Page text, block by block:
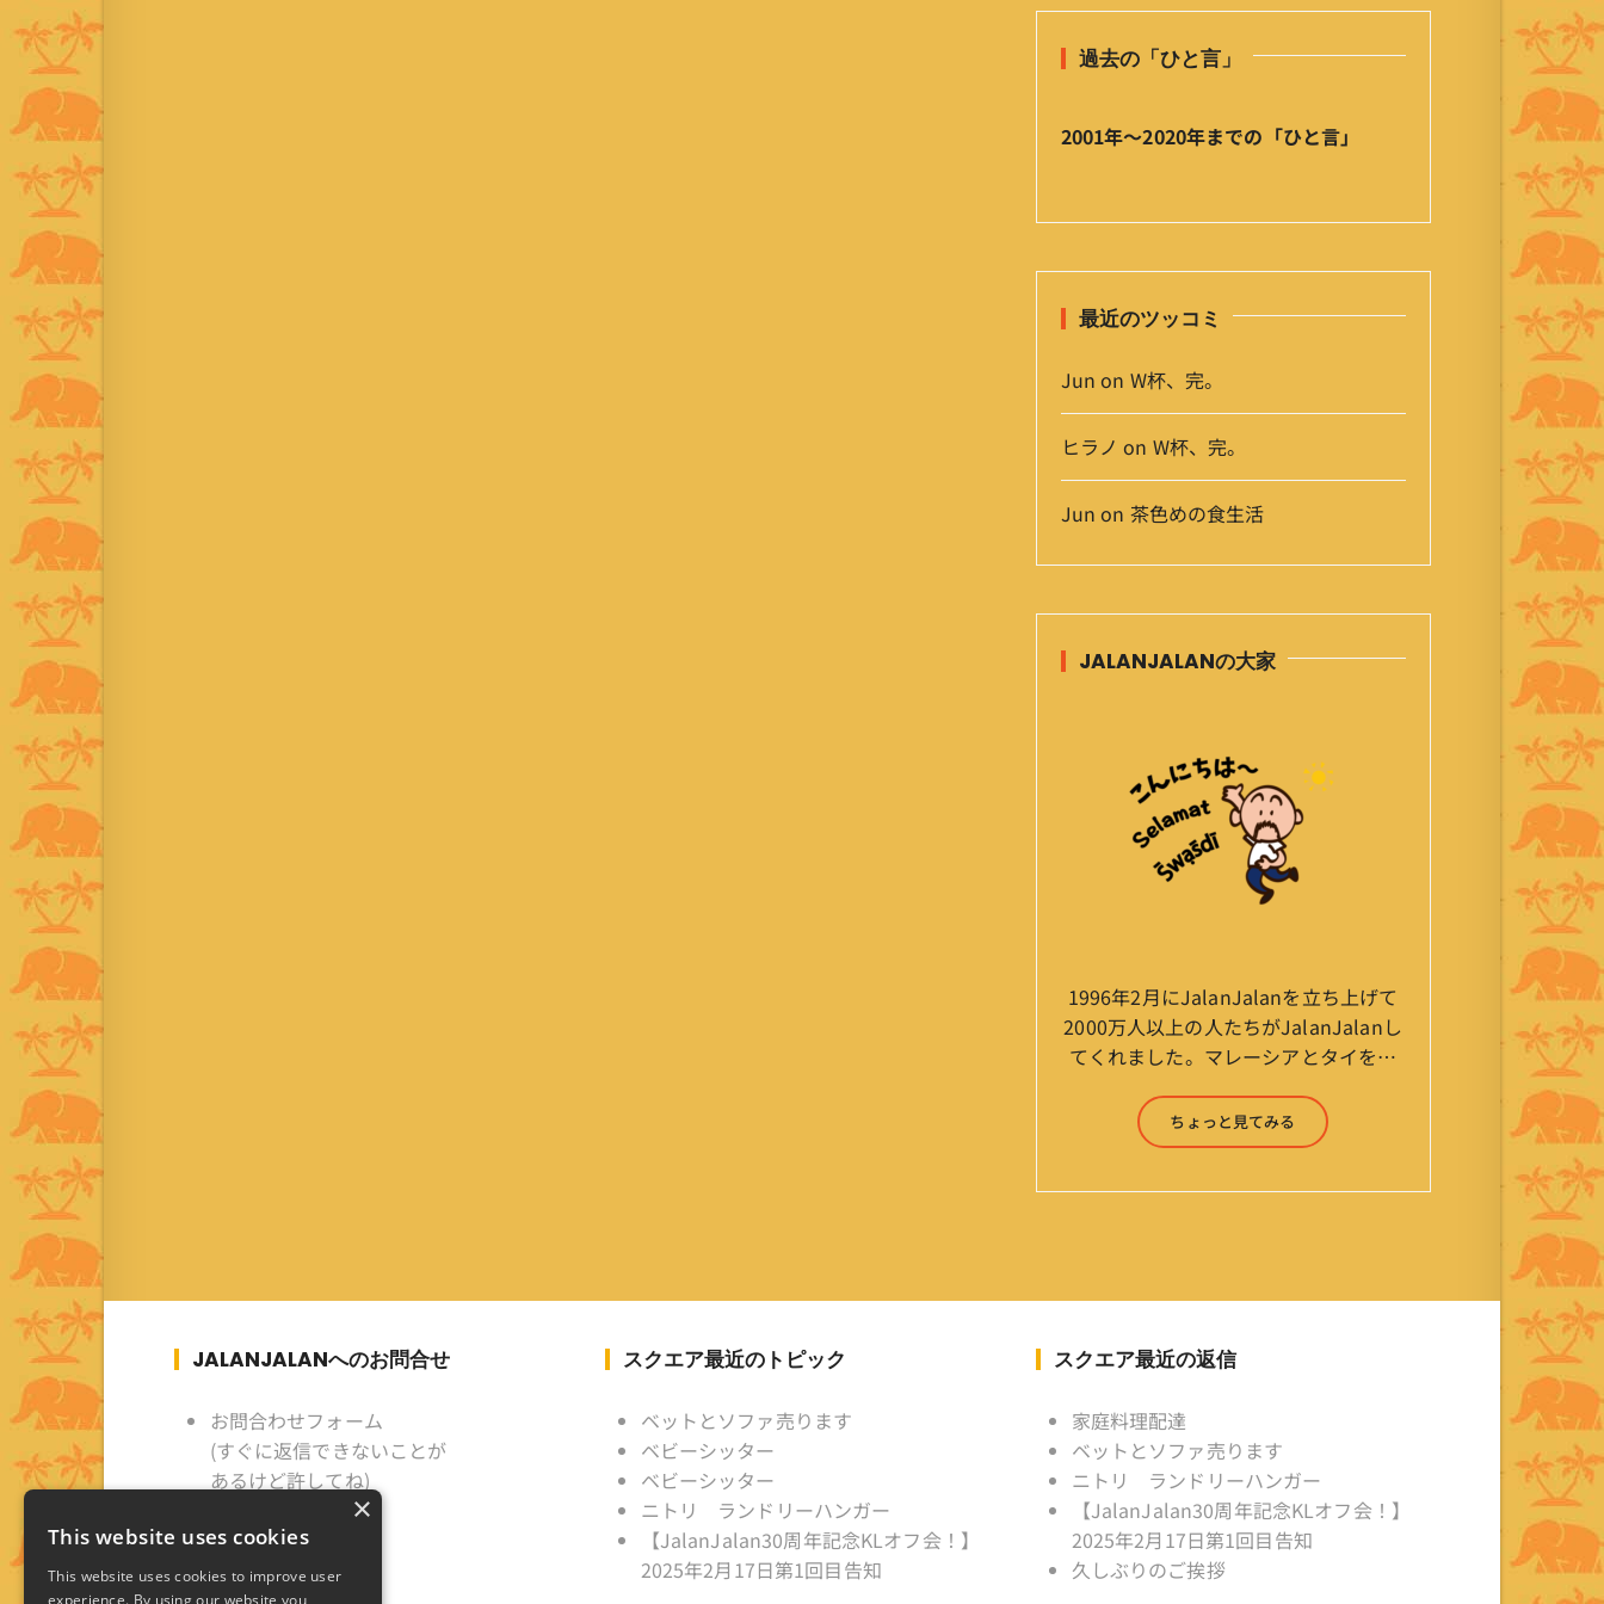
ひ
言
ア
イ
過去の「ひと言」
2001年〜2020年までの「ひと言」
最近のツッコミ
Jun on W杯、完。
ヒラノ on W杯、完。
Jun on 茶色めの食生活
JALANJALANの大家
1996年2月にJalanJalanを立ち上げて
2000万人以上の人たちがJalanJalanし
てくれました。マレーシアとタイを行
ットーに鼻くそほじりながらやってま
す。 山森 淳（Jun Yamamori） 生年
味 ：写真 スポーツ ：水泳
ぎ) テニス、スキー、ロ
ル KLソフトボール
「JalanJalan」「J Bothers」の監
督 BKKソフトボール
「おぼんこぼん 」監督 マレーシア歴：
1991年から31年目 タイ歴 ：
2001年から21年目
ちょっと見てみる
JALANJALANへのお問合せ
お問合わせフォーム
(すぐに返信できないことが
あるけど許してね)
スクエア最近のトピック
ベットとソファ売ります
ベビーシッター
ベビーシッター
ニトリ ランドリーハンガー
【JalanJalan30周年記念KLオフ会！】
2025年2月17日第1回目告知
スクエア最近の返信
家庭料理配達
ベットとソファ売ります
ニトリ ランドリーハンガー
【JalanJalan30周年記念KLオフ会！】
2025年2月17日第1回目告知
久しぶりのご挨拶
×
This website uses cookies
This website uses cookies to improve user
experience. By using our website you